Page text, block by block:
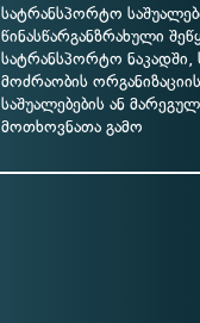
სატრანსპორტო
წინასწარგანზრახული
სატრანსპორტო ნაკადში,
მოძრაობის
საშუალებების ან
მოთხოვნათა გამო